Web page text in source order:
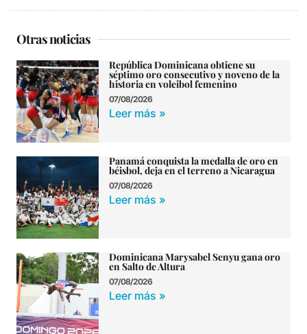
Otras noticias
República Dominicana obtiene su
séptimo oro consecutivo y noveno de la
historia en voleibol femenino
07/08/2026
Leer más »
Panamá conquista la medalla de oro en
béisbol, deja en el terreno a Nicaragua
07/08/2026
Leer más »
Dominicana Marysabel Senyu gana oro
en Salto de Altura
07/08/2026
Leer más »